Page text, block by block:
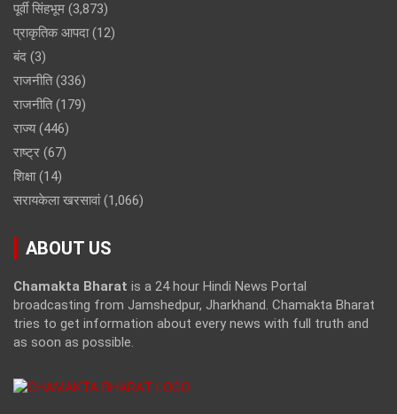
पूर्वी सिंहभूम (3,873)
प्राकृतिक आपदा(12)
बंद (3)
राजनीति(336)
राजनीति(179)
राज्य(446)
राष्ट्र (67)
शिक्षा(14)
सरायकेला खरसावां(1,066)
ABOUT US
Chamakta Bharat is a 24 hour Hindi News Portal
broadcasting from Jamshedpur, Jharkhand. Chamakta Bharat
tries to get information about every news with full truth and
as soon as possible.